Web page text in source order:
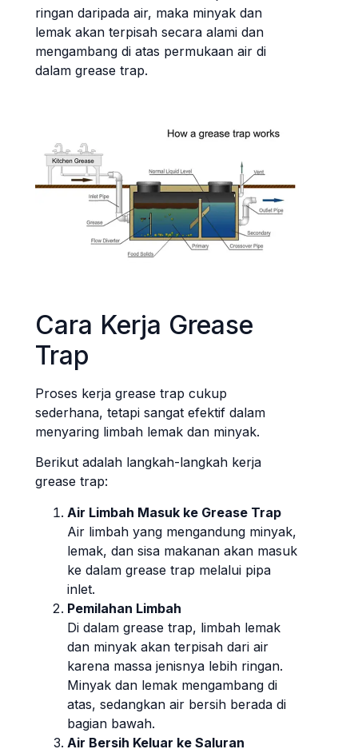
ringan daripada air, maka minyak dan
lemak akan terpisah secara alami dan
mengambang di atas permukaan air di
dalam grease trap.
Cara Kerja Grease
Trap
Proses kerja grease trap cukup
sederhana, tetapi sangat efektif dalam
menyaring limbah lemak dan minyak.
Berikut adalah langkah-langkah kerja
grease trap:
Air Limbah Masuk ke Grease Trap
Air limbah yang mengandung minyak,
lemak, dan sisa makanan akan masuk
ke dalam grease trap melalui pipa
inlet.
Pemilahan Limbah
Di dalam grease trap, limbah lemak
dan minyak akan terpisah dari air
karena massa jenisnya lebih ringan.
Minyak dan lemak mengambang di
atas, sedangkan air bersih berada di
bagian bawah.
Air Bersih Keluar ke Saluran